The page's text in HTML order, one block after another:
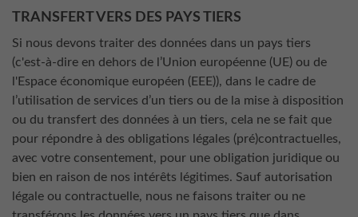
TRANSFERT VERS DES PAYS TIERS
Si nous devons traiter des données dans un pays tiers
(c'est-à-dire en dehors de l’Union européenne (UE) ou de
l'Espace économique européen (EEE)), dans le cadre de
l’utilisation de services d’un tiers ou de la mise à disposition
ou du transfert des données à un tiers, cela ne se fait que
pour répondre à des obligations légales (pré)contractuelles,
avec votre consentement, pour une obligation juridique ou
bien en raison de nos intérêts légitimes. Sauf autorisation
légale ou contractuelle, nous ne faisons traiter ou ne